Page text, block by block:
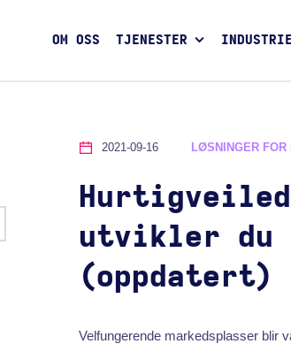
OM OSS TJENESTER
2021-09-16 LØSNINGER FOR
utvikler du
(oppdatert)
Velfungerende markedsplasser blir